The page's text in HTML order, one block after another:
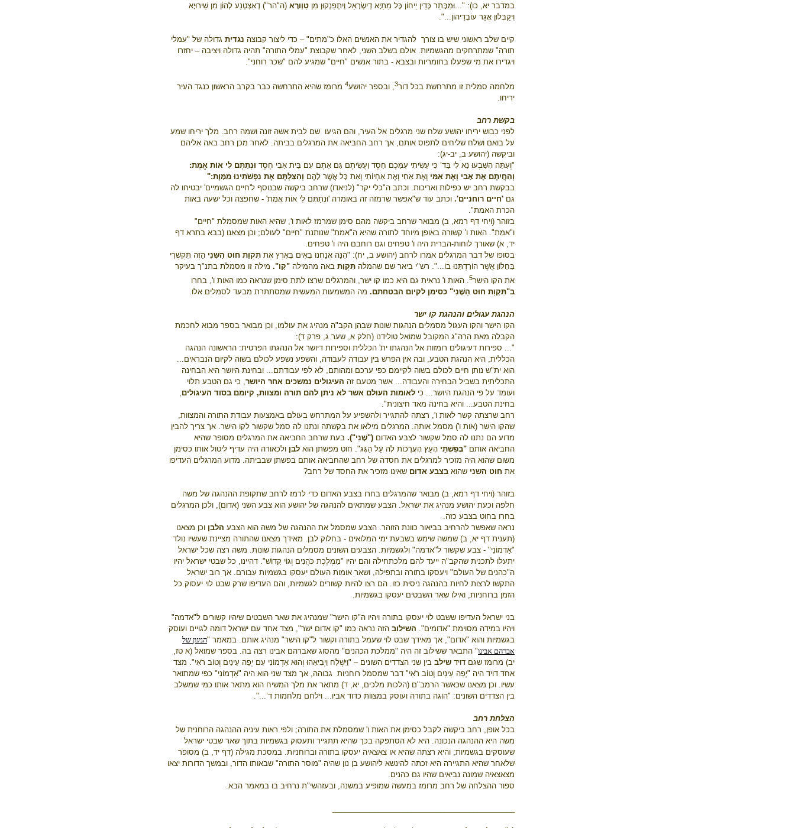
במדבר יא, כו): "...וּמִבָּתַר כְּדֵין יֵיחוֹן כָּל מֵתַיָא דְיִשְׂרָאֵל וְיִתְפַּנְקוּן מִן טַוְורָא (ה"הר") דְאִצְטְנַע לְהוֹן מִן שֵׁירוּיָא
וִיקַבְּלוּן אֲגַר עוֹבָדֵיהוֹן...".
קיים שלב ראשוני שיש בו צורך להגדיר את האנשים האלו כ"מתים" – כדי ליצור קבוצה נגדית גדולה של "עמלי
תורה" שמתרחקים מהגשמיות. אולם בשלב השני, לאחר שקבוצת "עמלי התורה" תהיה גדולה ויציבה – יחזרו
ויגדירו את מי שפעלו בחומריות ובצבא - בתור אנשים "חיים" שמגיע להם "שכר רוחני".
מלחמה סמלית זו מתרחשת בכל דור3, ובספר יהושע4 מרומז שהיא התרחשה כבר בקרב הראשון כנגד העיר
יריחו.
בקשת רחב
לפני כבוש יריחו יהושע שלח שני מרגלים אל העיר, והם הגיעו שם לבית אשה זונה ושמה רחב. מלך יריחו שמע
על בואם ושלח שליחים לתפוס אותם, אך רחב החביאה את המרגלים בביתה. לאחר מכן רחב באה אליהם
וביקשה (יהושע ב, יב-יג):
"וְעַתָּה הִשָּׁבְעוּ נָא לִי בַּד’ כִּי עָשִׂיתִי עִמָּכֶם חָסֶד וַעֲשִׂיתֶם גַּם אַתֶּם עִם בֵּית אָבִי חֶסֶד וּנְתַתֶּם לִי אוֹת אֱמֶת:
וְהַחֲיִתֶם אֶת אָבִי וְאֶת אִמִּי וְאֶת אַחַי וְאֶת אַחְיוֹתַי וְאֵת כָּל אֲשֶׁר לָהֶם וְהִצַּלְתֶּם אֶת נַפְשֹׁתֵינוּ מִמָּוֶת:"
בבקשת רחב יש כפילות ואריכות. וכתב ה"כלי יקר" (לניאדו) שרחב ביקשה שבנוסף ל'חיים הגשמיים' יבטיחו לה
גם 'חיים רוחניים'. וכתב עוד ש"אפשר שרמזה זה באומרה 'וּנְתַתֶּם לִי אוֹת אֱמֶת' - שחפצה וכל ישעה באות
הכרת האמת".
בזוהר (ויחי דף רמא, ב) מבואר שרחב ביקשה מהם סימן שמרמז לאות ו', שהיא האות שמסמלת "חיים"
ו"אמת". האות ו' קשורה באופן מיוחד לתורה שהיא ה"אמת" שנותנת "חיים" לעולם; וכן מצאנו (בבא בתרא דף
יד, א) שאורך לוחות-הברית היה ו' טפחים וגם רוחבם היה ו' טפחים.
בסופו של דבר המרגלים אמרו לרחב (יהושע ב, יח): "הִנֵּה אֲנַחְנוּ בָאִים בָּאָרֶץ אֶת תִּקְוַת חוּט הַשָּׁנִי הַזֶּה תִּקְשְׁרִי
בַּחַלּוֹן אֲשֶׁר הוֹרַדְתֵּנוּ בוֹ...". רש"י ביאר שם שהמלה תִּקְוַת באה מהמילה "קָו". מילה זו מסמלת בתנ"ך בעיקר
את הקו הישר5
. האות ו' נראית גם היא כמו קו ישר, והמרגלים שרצו לתת סימן שנראה כמו האות ו', בחרו
ב"תִּקְוַת חוּט הַשָּׁנִי" כסימן לקיום הבטחתם. מה המשמעות המעשית שמסתתרת מבעד לסמלים אלו.
הנהגת עגולים והנהגת קו ישר
הקו הישר והקו העגול מסמלים הנהגות שונות שבהן הקב"ה מנהיג את עולמו, וכן מבואר בספר מבוא לחכמת
הקבלה מאת הרה"ג המקובל שמואל טולידנו (חלק א, שער ג, פרק ד):
"... ספירות דעיגולים רומזות אל הנהגתו ית' הכללית וספירות דיושר אל הנהגתו הפרטית: הראשונה הנהגה
הכללית, היא הנהגת הטבע, ובה אין הפרש בין עבודה לעבודה, והשפע נשפע לכולם בשוה לקיום הנבראים...
הוא ית"ש נותן חיים לכולם בשוה לקיימם כפי ערכם ומהותם, לא לפי עבודתם... ובחינת היושר היא הבחינה
התכליתית בשביל הבחירה והעבודה... אשר מטעם זה העיגולים נמשכים אחר היושר , כי גם הטבע תלוי
ועומד על פי הנהגת היושר... כי לאומות העולם אשר לא ניתן להם תורה ומצוות, קיומם בסוד העיגולים
בחינת הטבע... והיא בחינה מאד חיצונית".
רחב שרצתה קשר לאות ו', רצתה להתגייר ולהשפיע על המתרחש בעולם באמצעות עבודת התורה והמצוות,
שהקו הישר (אות ו') מסמל אותה. המרגלים מילאו את בקשתה ונתנו לה סמל שקשור לקו הישר. אך צריך להבין
מדוע הם נתנו לה סמל שקשור לצבע האדום ("שָׁנִי"). בעת שרחב החביאה את המרגלים מסופר שהיא
החביאה אותם "בְּפִשְׁתֵּי הָעֵץ הָעֲרֻכוֹת לָהּ עַל הַגָּג". חוט מפשתן הוא לבן ולכאורה היה עדיף ליטול אותו כסימן
משום שהוא היה מזכיר למרגלים את חסדה של רחב שהחביאה אותם בפשתן שבביתה. מדוע המרגלים העדיפו
את חוט השני שהוא בצבע אדום שאינו מזכיר את החסד של רחב?
בזוהר (ויחי דף רמא, ב) מבואר שהמרגלים בחרו בצבע האדום כדי לרמז לרחב שתקופת ההנהגה של משה
חלפה וכעת יהושע מנהיג את ישראל. הצבע שמתאים להנהגה של יהושע הוא צבע השני (אדום), ולכן המרגלים
בחרו בחוט בצבע כזה.
נראה שאפשר להרחיב בביאור כוונת הזוהר. הצבע שמסמל את ההנהגה של משה הוא הצבע הלבן וכן מצאנו
(תענית דף יא, ב) שמשה שימש בשבעת ימי המלואים - בחלוק לבן. מאידך מצאנו שהתורה מציינת שעשיו נולד
"אַדְמוֹנִי" - צבע שקשור ל"אדמה" ולגשמיות. הצבעים השונים מסמלים הנהגות שונות. משה רצה שכל ישראל
יתעלו לתכנית שהקב"ה ייעד להם מלכתחילה והם יהיו "מַמְלֶכֶת כֹּהֲנִים וְגוֹי קָדוֹשׁ". דהיינו, כל שבטי ישראל יהיו
ה"כהנים של העולם" ויעסקו בתורה ובתפילה, ושאר אומות העולם יעסקו בגשמיות עבורם. אך רוב ישראל
התקשו לרצות לחיות בהנהגה ניסית כזו. הם רצו להיות קשורים לגשמיות, והם העדיפו שרק שבט לוי יעסוק כל
הזמן ברוחניות, ואילו שאר השבטים יעסקו בגשמיות.
בני ישראל העדיפו ששבט לוי יעסקו בתורה ויהיו ה"קו הישר" שמנהיג את שאר השבטים שיהיו קשורים ל"אדמה"
ויהיו במידה מסוימת "אדומים". השילוב הזה נראה כמו "קו אדום ישר", מצד אחד עם ישראל דומה לגויים ועוסק
בגשמיות והוא "אדום", אך מאידך שבט לוי שעמל בתורה וקשור ל"קו הישר" מנהיג אותם. במאמר "הניגון של
אברהם אבינו" התבאר ששילוב זה היה "ממלכת הכהנים" מהסוג שאברהם אבינו רצה בה. בספר שמואל (א טז,
יב) מרומז שגם דויד שילב בין שני הצדדים השונים – "וַיִּשְׁלַח וַיְבִיאֵהוּ וְהוּא אַדְמוֹנִי עִם יְפֵה עֵינַיִם וְטוֹב רֹאִי". מצד
אחד דויד היה "יְפֵה עֵינַיִם וְטוֹב רֹאִי" דבר שמסמל רוחניות גבוהה, אך מצד שני הוא היה "אַדְמוֹנִי" כפי שמתואר
עשיו. וכן מצאנו שכאשר הרמב"ם (הלכות מלכים, יא, ד) מתאר את מלך המשיח הוא מתאר אותו כמי שמשלב
בין הצדדים השונים: "הוגה בתורה ועוסק במצוות כדוד אביו... וילחם מלחמות ד’...".
הצלחת רחב
בכל אופן, רחב ביקשה לקבל כסימן את האות ו' שמסמלת את התורה; ולפי ראות עיניה ההנהגה הרוחנית של
משה היא ההנהגה הנכונה. היא לא הסתפקה בכך שהיא תתגייר ותעסוק בגשמיות בתוך שאר שבטי ישראל
שעוסקים בגשמיות; והיא רצתה שהיא או צאצאיה יעסקו בתורה וברוחניות. במסכת מגילה (דף יד, ב) מסופר
שלאחר שהיא התגיירה היא זכתה להינשא ליהושע בן נון שהיה "מוסר התורה" שבאותו הדור, ובמשך הדורות יצאו
מצאצאיה שמונה נביאים שהיו גם כהנים.
ספור ההצלחה של רחב מרומז במעשה שמופיע במשנה, ובעזהשי"ת נרחיב בו במאמר הבא.